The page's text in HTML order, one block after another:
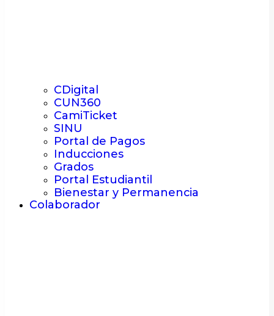
CDigital
CUN360
CamiTicket
SINU
Portal de Pagos
Inducciones
Grados
Portal Estudiantil
Bienestar y Permanencia
Colaborador